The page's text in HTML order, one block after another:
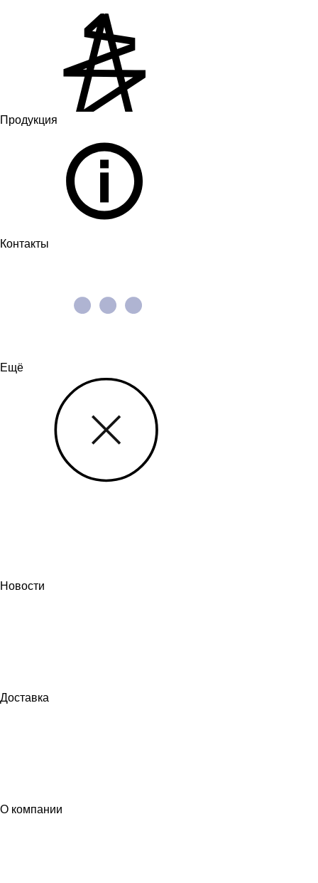
Продукция
Контакты
Ещё
Новости
Доставка
О компании